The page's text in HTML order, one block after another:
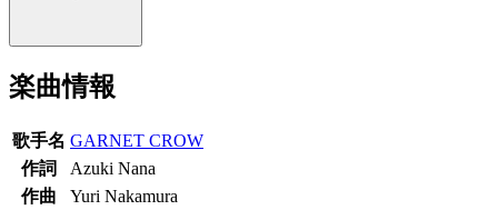
楽曲情報
歌手名 GARNET CROW
作詞
Azuki Nana
作曲
Yuri Nakamura